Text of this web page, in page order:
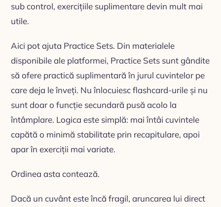
sub control, exercițiile suplimentare devin mult mai
utile.
Aici pot ajuta Practice Sets. Din materialele
disponibile ale platformei, Practice Sets sunt gândite
să ofere practică suplimentară în jurul cuvintelor pe
care deja le înveți. Nu înlocuiesc flashcard-urile și nu
sunt doar o funcție secundară pusă acolo la
întâmplare. Logica este simplă: mai întâi cuvintele
capătă o minimă stabilitate prin recapitulare, apoi
apar în exerciții mai variate.
Ordinea asta contează.
Dacă un cuvânt este încă fragil, aruncarea lui direct